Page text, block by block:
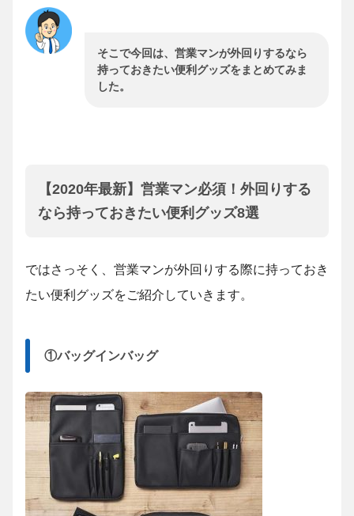
そこで今回は、営業マンが外回りするなら
持っておきたい便利グッズをまとめてみま
した。
【2020年最新】営業マン必須！外回りする
なら持っておきたい便利グッズ8選
ではさっそく、営業マンが外回りする際に持っておき
たい便利グッズをご紹介していきます。
①バッグインバッグ